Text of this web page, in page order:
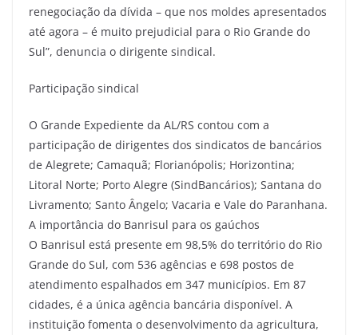
renegociação da dívida – que nos moldes apresentados
até agora – é muito prejudicial para o Rio Grande do
Sul”, denuncia o dirigente sindical.
Participação sindical
O Grande Expediente da AL/RS contou com a
participação de dirigentes dos sindicatos de bancários
de Alegrete; Camaquã; Florianópolis; Horizontina;
Litoral Norte; Porto Alegre (SindBancários); Santana do
Livramento; Santo Ângelo; Vacaria e Vale do Paranhana.
A importância do Banrisul para os gaúchos
O Banrisul está presente em 98,5% do território do Rio
Grande do Sul, com 536 agências e 698 postos de
atendimento espalhados em 347 municípios. Em 87
cidades, é a única agência bancária disponível. A
instituição fomenta o desenvolvimento da agricultura,